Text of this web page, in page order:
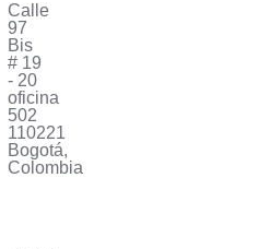
Calle
97
Bis
# 19
- 20
oficina
502
110221
Bogotá,
Colombia